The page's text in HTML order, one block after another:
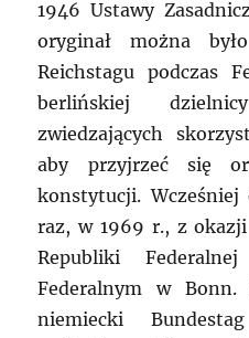
1946 Ustawy
oryginał można
Reichstagu podczas
berlińskiej
zwiedzających
aby przyjrzeć się
konstytucji.
raz, w 1969 r., z
Republiki
Federalnym w
niemiecki